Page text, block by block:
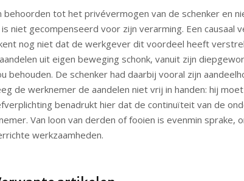
tot het privévermogen van de schenker en
niet gecompenseerd voor zijn verarming. Een causaal
nog niet dat de werkgever dit voordeel heeft
uit eigen beweging schonk, vanuit zijn
behouden. De schenker had daarbij vooral zijn
de werknemer de aandelen niet vrij in handen: hij
benadrukt hier dat de continuïteit van de
Van loon van derden of fooien is evenmin sprake,
werkzaamheden.